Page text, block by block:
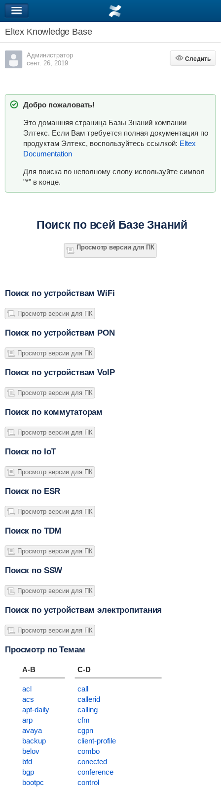
Eltex Knowledge Base
Администратор
сент. 26, 2019
Следить
Следить
Добро пожаловать!
Это домашняя страница Базы Знаний компании
Элтекс. Если Вам требуется полная документация по
продуктам Элтекс, воспользуйтесь ссылкой: Eltex
Documentation
Для поиска по неполному слову используйте символ
"*" в конце.
Поиск по всей Базе Знаний
Просмотр версии для ПК
Поиск по устройствам WiFi
Просмотр версии для ПК
Поиск по устройствам PON
Просмотр версии для ПК
Поиск по устройствам VoIP
Просмотр версии для ПК
Поиск по коммутаторам
Просмотр версии для ПК
Поиск по IoT
Просмотр версии для ПК
Поиск по ESR
Просмотр версии для ПК
Поиск по TDM
Просмотр версии для ПК
Поиск по SSW
Просмотр версии для ПК
Поиск по устройствам электропитания
Просмотр версии для ПК
Просмотр по Темам
A-B
acl
acs
apt-daily
arp
avaya
backup
belov
bfd
bgp
bootpc
C-D
call
callerid
calling
cfm
cgpn
client-profile
combo
conected
conference
control